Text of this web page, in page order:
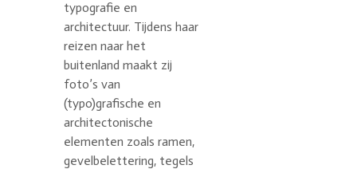
typografie en
architectuur. Tijdens haar
reizen naar het
buitenland maakt zij
foto’s van
(typo)grafische en
architectonische
elementen zoals ramen,
gevelbelettering, tegels